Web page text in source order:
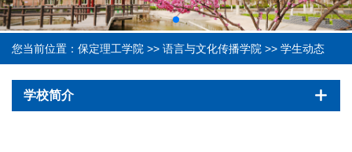
您当前位置： 保定理工学院 >> 语言与文化传播学院 >> 学生动态
学校简介